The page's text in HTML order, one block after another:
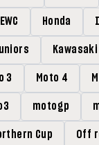
EWC Honda
Kawasaki
3 Moto 4
motogp
Cup Off